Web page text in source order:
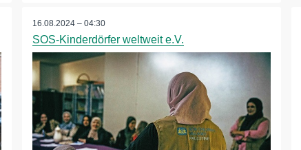
16.08.2024 – 04:30
SOS-Kinderdörfer weltweit e.V.